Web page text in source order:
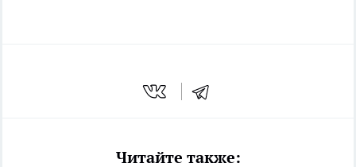
Читайте также: